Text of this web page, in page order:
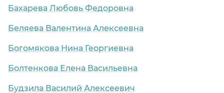
Бахарева Любовь Федоровна
Беляева Валентина Алексеевна
Богомякова Нина Георгиевна
Болтенкова Елена Васильевна
Будзила Василий Алексеевич